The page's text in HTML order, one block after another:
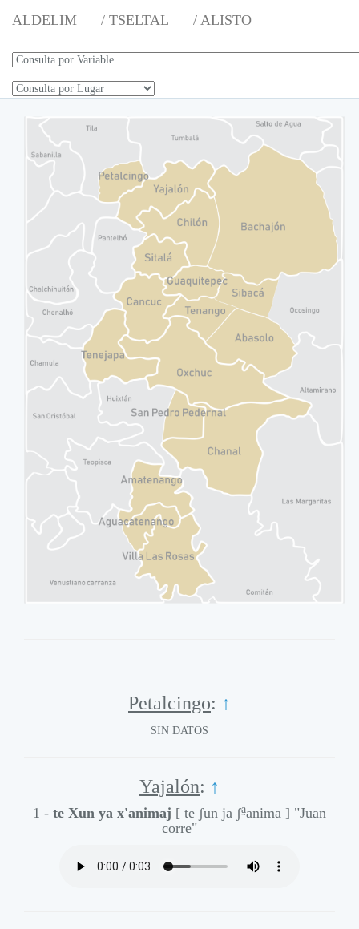
ALDELIM / TSELTAL / ALISTO
Petalcingo: ↑
SIN DATOS
Yajalón: ↑
1 - te Xun ya x'animaj [ te ʃun ja ʃa̰anima ] "Juan
corre"